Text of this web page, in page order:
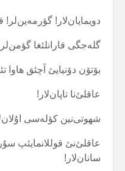
دویمایان‌لار!
گلەجگی قارانلئغا
بۆتۆن دۆنیایئ آچئق هاوا
عاقلئ‌نا تاپان‌لار!
شهوتی‌نین کؤلەسی
عاقلئ‌نئ قوللانمایئپ
سانان‌لار!